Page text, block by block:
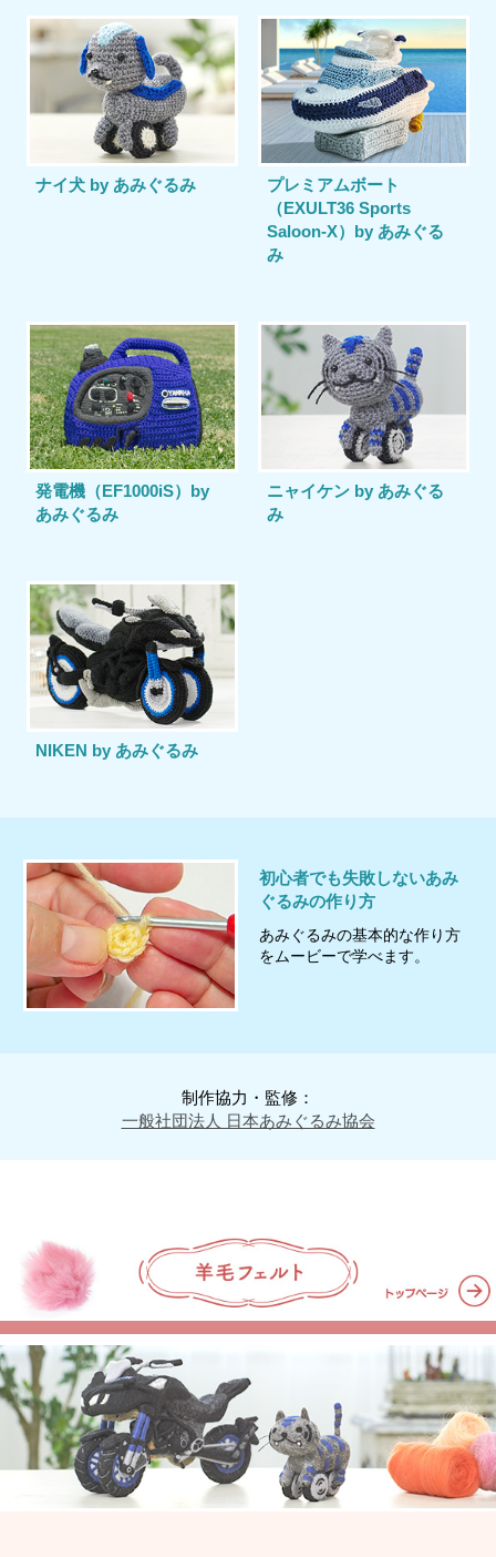
ナイ犬 by あみぐるみ
プレミアムボート
（EXULT36 Sports
Saloon-X）by あみぐる
み
発電機（EF1000iS）by
あみぐるみ
ニャイケン by あみぐる
み
NIKEN by あみぐるみ
初心者でも失敗しないあみ
ぐるみの作り方
あみぐるみの基本的な作り方
をムービーで学べます。
制作協力・監修：
一般社団法人 日本あみぐるみ協会